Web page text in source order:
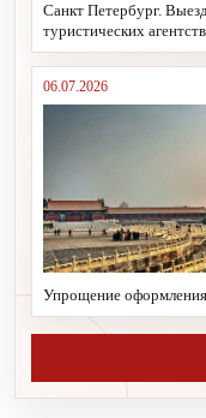
Санкт Петербург.
туристических
06.07.2026
Упрощение